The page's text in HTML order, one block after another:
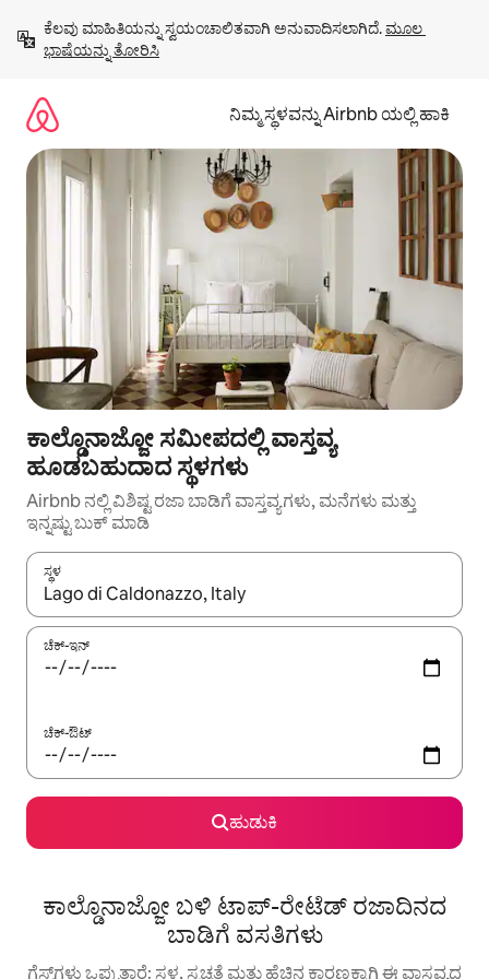
ಹೋಗಿ
ಕೆಲವು ಮಾಹಿತಿಯನ್ನು ಸ್ವಯಂಚಾಲಿತವಾಗಿ ಅನುವಾದಿಸಲಾಗಿದೆ. ಮೂಲ
ಭಾಷೆಯನ್ನು ತೋರಿಸಿ
ನಿಮ್ಮ ಸ್ಥಳವನ್ನು Airbnb ಯಲ್ಲಿ ಹಾಕಿ
ಕಾಲ್ಡೊನಾಜ್ಜೋ ಸಮೀಪದಲ್ಲಿ ವಾಸ್ತವ್ಯ
ಹೂಡಬಹುದಾದ ಸ್ಥಳಗಳು
Airbnb ನಲ್ಲಿ ವಿಶಿಷ್ಟ ರಜಾ ಬಾಡಿಗೆ ವಾಸ್ತವ್ಯಗಳು, ಮನೆಗಳು ಮತ್ತು
ಇನ್ನಷ್ಟು ಬುಕ್ ಮಾಡಿ
ಸ್ಥಳ
ಫಲಿತಾಂಶಗಳು ಲಭ್ಯವಿರುವಾಗ, ಅಪ್ ಮತ್ತು ಡೌನ್ ಬಾಣದ ಕೀಲಿಗಳೊಂದಿಗೆ
ಚೆಕ್-ಇನ್
ಚೆಕ್-ಔಟ್
ಹುಡುಕಿ
ಕಾಲ್ಡೊನಾಜ್ಜೋ ಬಳಿ ಟಾಪ್-ರೇಟೆಡ್ ರಜಾದಿನದ
ಬಾಡಿಗೆ ವಸತಿಗಳು
ಗೆಸ್ಟ್‌ಗಳು ಒಪ್ಪುತ್ತಾರೆ: ಸ್ಥಳ, ಸ್ವಚ್ಛತೆ ಮತ್ತು ಹೆಚ್ಚಿನ ಕಾರಣಕ್ಕಾಗಿ ಈ ವಾಸ್ತವ್ಯದ